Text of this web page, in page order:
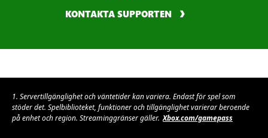
KONTAKTA SUPPORTEN
1. Servertillgänglighet och väntetider kan variera. Endast för spel som
stöder det. Spelbiblioteket, funktioner och tillgänglighet varierar beroende
på enhet och region. Streaminggränser gäller. Xbox.com/gamepass